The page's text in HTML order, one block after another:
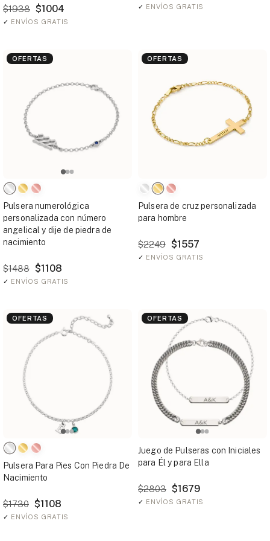
$1938 $1004
✓ ENVÍOS GRATIS
✓ ENVÍOS GRATIS
OFERTAS
Pulsera numerológica
personalizada con número
angelical y dije de piedra de
nacimiento
$1488 $1108
✓ ENVÍOS GRATIS
OFERTAS
Pulsera de cruz personalizada
para hombre
$2249 $1557
✓ ENVÍOS GRATIS
OFERTAS
Pulsera Para Pies Con Piedra De
Nacimiento
$1730 $1108
✓ ENVÍOS GRATIS
OFERTAS
Juego de Pulseras con Iniciales
para Él y para Ella
$2803 $1679
✓ ENVÍOS GRATIS